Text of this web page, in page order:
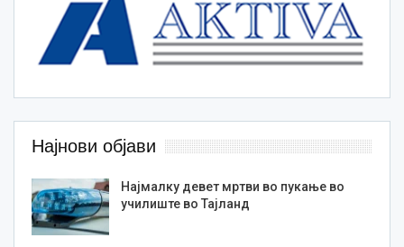
Најнови објави
Најмалку девет мртви во пукање во
училиште во Тајланд